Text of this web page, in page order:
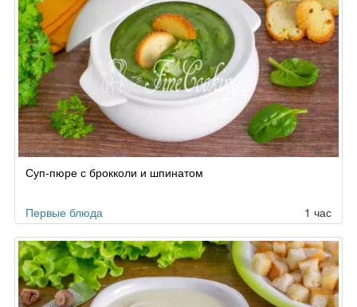
Суп-пюре с брокколи и шпинатом
Первые блюда 1 час